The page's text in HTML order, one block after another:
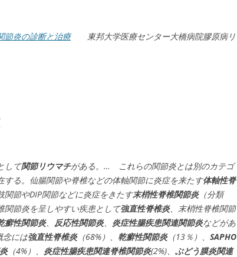
節炎の診断と治療東邦大学医療センター大橋病院膠原病リ
して関節リウマチがある。… これらの関節炎とは別のカテゴ
する。仙腸関節や脊椎などの体軸関節に炎症を来たす体軸性脊
関節やDIP関節などに炎症をきたす末梢性脊椎関節炎（分類
関節炎を呈しやすい疾患として強直性脊椎炎、末梢性脊椎関節
癬性関節炎、 反応性関節炎、 炎症性腸疾患関連関節炎などがあ
には強直性脊椎炎（68%）、 乾癬性関節炎（13％）、 SAPHO
（4%）、 炎症性腸疾患関連脊椎関節炎(2%)、 ぶどう膜炎関連